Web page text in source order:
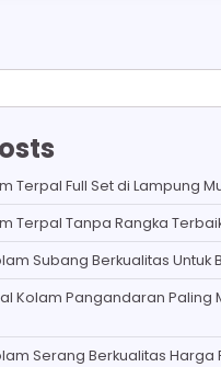
Terpal Full Set di Lampung
Terpal Tanpa Rangka
Subang Berkualitas Untuk
Kolam Pangandaran Paling
Serang Berkualitas Harga